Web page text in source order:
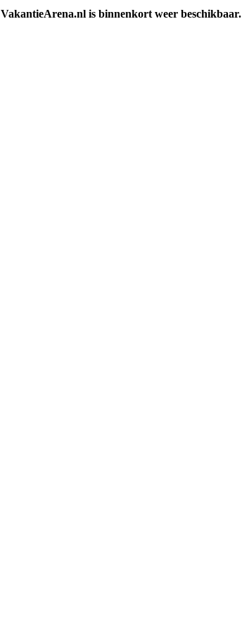
VakantieArena.nl is binnenkort weer beschikbaar.